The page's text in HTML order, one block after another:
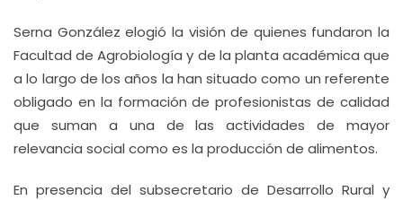
Serna González elogió la visión de quienes fundaron la
Facultad de Agrobiología y de la planta académica que
a lo largo de los años la han situado como un referente
obligado en la formación de profesionistas de calidad
que suman a una de las actividades de mayor
relevancia social como es la producción de alimentos.
En presencia del subsecretario de Desarrollo Rural y